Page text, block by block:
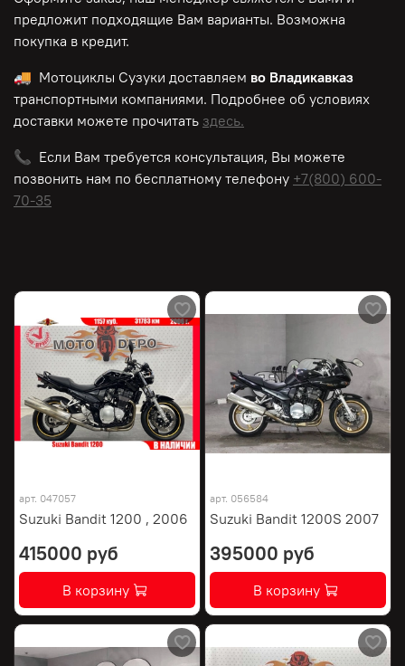
предложит подходящие Вам варианты. Возможна
покупка в кредит.
🚚 Мотоциклы Сузуки доставляем во Владикавказ
транспортными компаниями. Подробнее об условиях
доставки можете прочитать здесь.
📞 Если Вам требуется консультация, Вы можете
позвонить нам по бесплатному телефону +7(800) 600-
70-35
арт. 047057
Suzuki Bandit 1200 , 2006
415000 руб
В корзину
арт. 056584
Suzuki Bandit 1200S 2007
395000 руб
В корзину